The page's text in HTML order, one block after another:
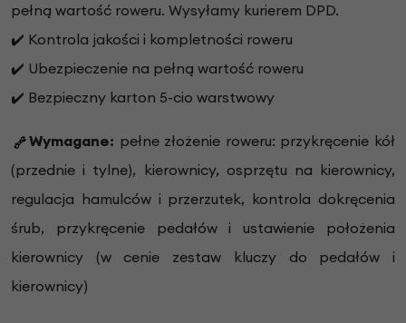
pełną wartość roweru. Wysyłamy kurierem DPD.
✔️ Kontrola jakości i kompletności roweru
✔️ Ubezpieczenie na pełną wartość roweru
✔️ Bezpieczny karton 5-cio warstwowy
Wymagane: pełne złożenie roweru: przykręcenie kół
(przednie i tylne), kierownicy, osprzętu na kierownicy,
regulacja hamulców i przerzutek, kontrola dokręcenia
śrub, przykręcenie pedałów i ustawienie położenia
kierownicy (w cenie zestaw kluczy do pedałów i
kierownicy)